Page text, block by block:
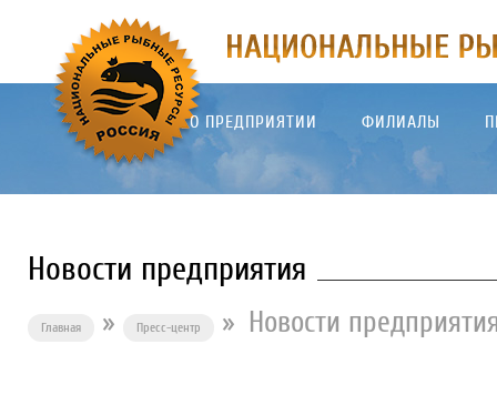
О ПРЕДПРИЯТИИ ФИЛИАЛЫ
Новости предприятия
Главная » Пресс-центр » Новости